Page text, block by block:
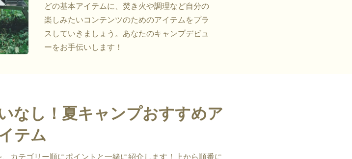
どの基本アイテムに、焚き火や調理など自分の
楽しみたいコンテンツのためのアイテムをプラ
スしていきましょう。あなたのキャンプデビュ
ーをお手伝いします！
なし！夏キャンプおすすめア
テム
カテゴリー順にポイントと一緒に紹介します！上から順番に